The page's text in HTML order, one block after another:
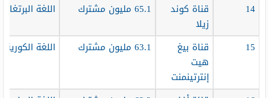
14
قناة كوند
زيلا
65.1 مليون مشترك اللغة
15
قناة بيغ
هيت
إنترتينمنت
63.1 مليون مشترك اللغة الكورية